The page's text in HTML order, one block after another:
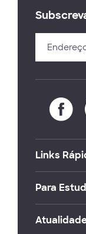
Links
Para